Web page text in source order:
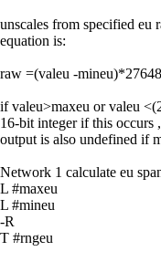
unscales from specified eu
equation is:
raw =(valeu -
if valeu>maxeu or valeu
16-bit integer if this occurs
output is also undefined if
Network 1 calculate eu
L #maxeu
L #mineu
-R
T #rngeu